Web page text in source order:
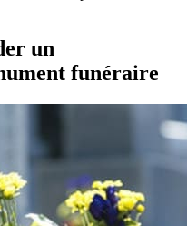
un
funéraire